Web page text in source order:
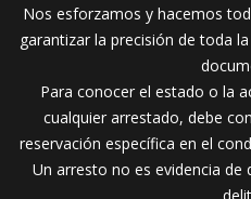
Nos esforzamos y hacemos
garantizar la precisión de toda
Para conocer el estado o la
cualquier arrestado, debe
reservación específica en el
Un arresto no es evidencia de